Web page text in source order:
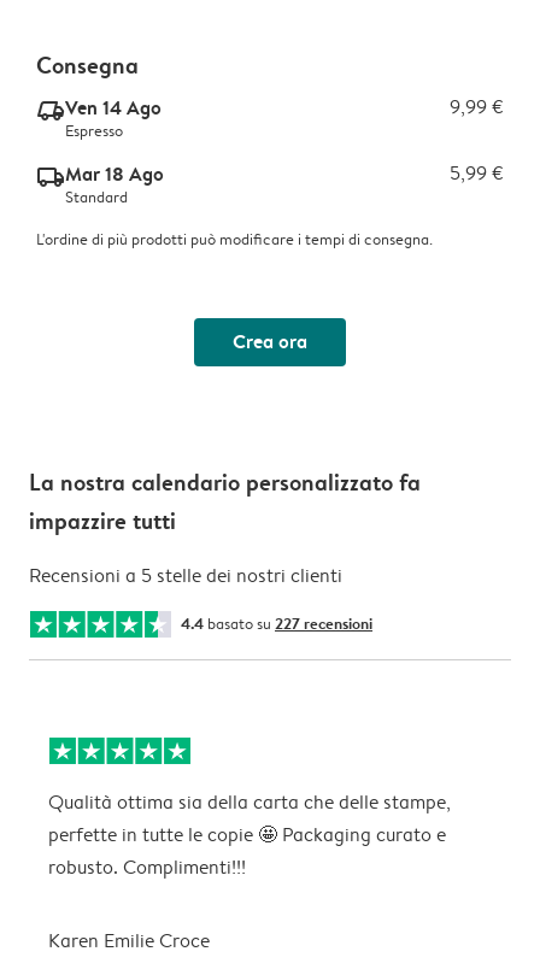
Consegna
delivery_express_v2Ven 14 Ago 9,99 €
Espresso
delivery_standard_v2Mar 18 Ago 5,99 €
Standard
L'ordine di più prodotti può modificare i tempi di consegna.
Crea ora
La nostra calendario personalizzato fa
impazzire tutti
Recensioni a 5 stelle dei nostri clienti
4.4 basato su 227 recensioni
Qualità ottima sia della carta che delle stampe,
perfette in tutte le copie 🤩 Packaging curato e
robusto. Complimenti!!!
Karen Emilie Croce